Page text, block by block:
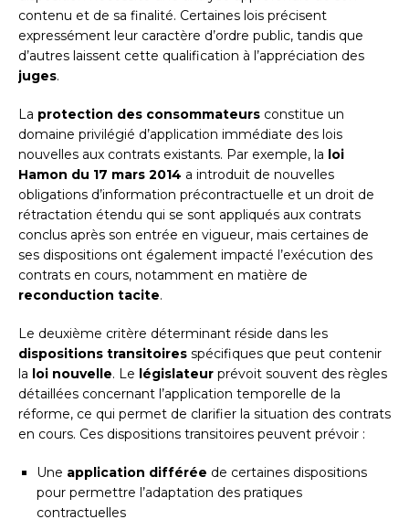
contenu et de sa finalité. Certaines lois précisent
expressément leur caractère d’ordre public, tandis que
d’autres laissent cette qualification à l’appréciation des
juges.
La protection des consommateurs constitue un
domaine privilégié d’application immédiate des lois
nouvelles aux contrats existants. Par exemple, la loi
Hamon du 17 mars 2014 a introduit de nouvelles
obligations d’information précontractuelle et un droit de
rétractation étendu qui se sont appliqués aux contrats
conclus après son entrée en vigueur, mais certaines de
ses dispositions ont également impacté l’exécution des
contrats en cours, notamment en matière de
reconduction tacite.
Le deuxième critère déterminant réside dans les
dispositions transitoires spécifiques que peut contenir
la loi nouvelle. Le législateur prévoit souvent des règles
détaillées concernant l’application temporelle de la
réforme, ce qui permet de clarifier la situation des contrats
en cours. Ces dispositions transitoires peuvent prévoir :
Une application différée de certaines dispositions
pour permettre l’adaptation des pratiques
contractuelles